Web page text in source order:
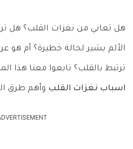
هل تعاني من نغزات القلب؟ هل
الألم يشير لحالة خطيرة؟ أم هو
ترتبط بالقلب؟ تابعوا معنا هذا
اسباب نغزات القلب وأهم طرق